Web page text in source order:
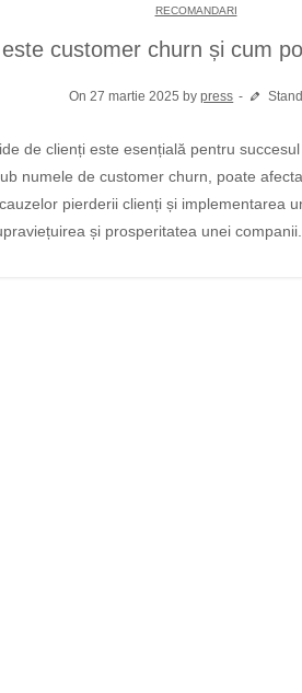
RECOMANDARI
customer churn și cum
On 27 martie 2025 bypress
numele de customer churn, poate
pierderii clienți și implementarea
și prosperitatea unei